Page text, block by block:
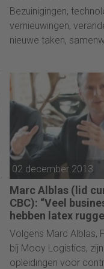
Bezuinigingen,
vernieuwingen,
nieuwe taken,
vernieuwingen een
component hebben,
controller overuren
op de zaak. Claudia
public controlling,
public controllers om
storm te doorstaan
uit te komen.
02 december 2013
Marc Alblas (lid
CBC): “Veel
hebben latex
Volgens Marc Alblas,
bij Mooy Logistics,
opleidingen voor